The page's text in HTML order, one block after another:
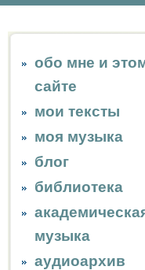
обо мне и
сайте
мои тексты
моя музыка
блог
библиотека
музыка
аудиоархив